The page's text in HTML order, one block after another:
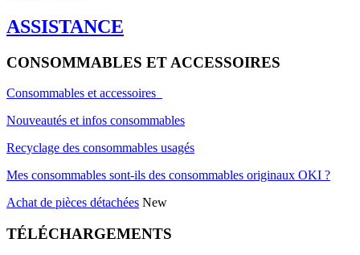
ASSISTANCE
CONSOMMABLES ET ACCESSOIRES
Consommables et accessoires
Nouveautés et infos consommables
Recyclage des consommables usagés
Mes consommables sont-ils des consommables originaux OKI ?
Achat de pièces détachées New
TÉLÉCHARGEMENTS